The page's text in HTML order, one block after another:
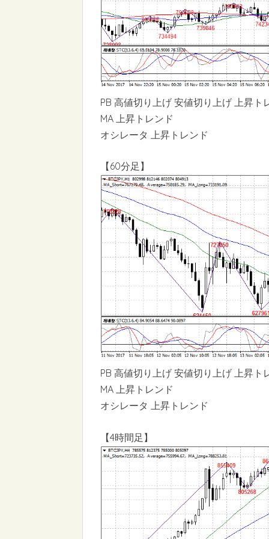
PB 高値切り上げ 安値切り上げ 上昇ト
MA 上昇トレンド
オシレータ 上昇トレンド
【60分足】
PB 高値切り上げ 安値切り上げ 上昇ト
MA 上昇トレンド
オシレータ 上昇トレンド
【4時間足】